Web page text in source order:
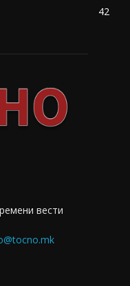
42
вести